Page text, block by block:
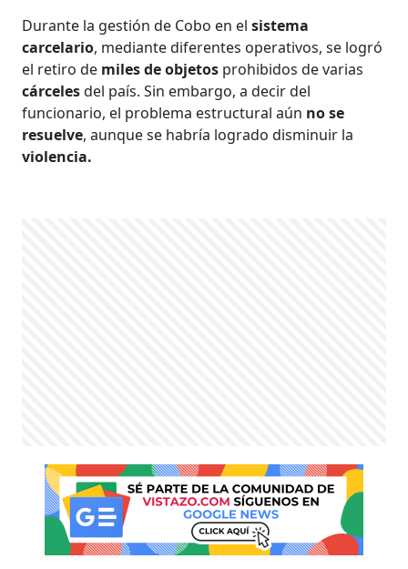
Durante la gestión de Cobo en elsistema
carcelario, mediante diferentes operativos, se logró
el retiro de miles de objetos prohibidos de varias
cárcelesdel país. Sin embargo, a decir del
funcionario, el problema estructural aún no se
resuelve, aunque se habría logrado disminuir la
violencia.